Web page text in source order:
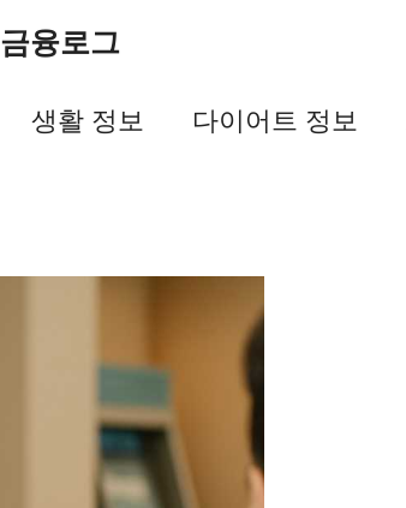
금융로그
생활 정보 다이어트 정보